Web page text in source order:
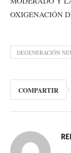
OXIGENACIÓN
DEGENERACIÓN
COMPARTIR